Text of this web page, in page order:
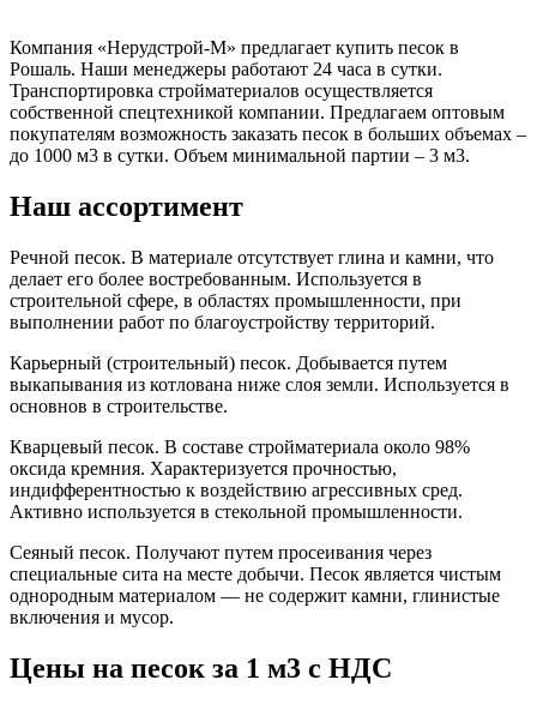
Компания «Нерудстрой-М» предлагает купить песок в
Рошаль. Наши менеджеры работают 24 часа в сутки.
Транспортировка стройматериалов осуществляется
собственной спецтехникой компании. Предлагаем оптовым
покупателям возможность заказать песок в больших объемах –
до 1000 м3 в сутки. Объем минимальной партии – 3 м3.
Наш ассортимент
Речной песок. В материале отсутствует глина и камни, что
делает его более востребованным. Используется в
строительной сфере, в областях промышленности, при
выполнении работ по благоустройству территорий.
Карьерный (строительный) песок. Добывается путем
выкапывания из котлована ниже слоя земли. Используется в
основнов в строительстве.
Кварцевый песок. В составе стройматериала около 98%
оксида кремния. Характеризуется прочностью,
индифферентностью к воздействию агрессивных сред.
Активно используется в стекольной промышленности.
Сеяный песок. Получают путем просеивания через
специальные сита на месте добычи. Песок является чистым
однородным материалом — не содержит камни, глинистые
включения и мусор.
Цены на песок за 1 м3 с НДС